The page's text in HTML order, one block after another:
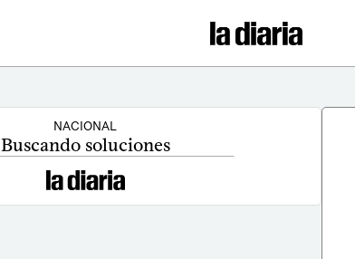
NACIONAL
Buscando soluciones